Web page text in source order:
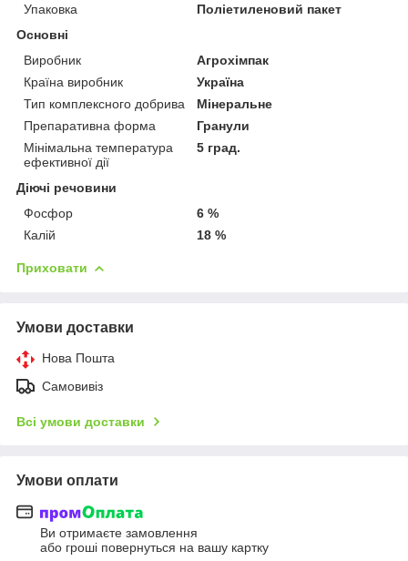
Упаковка
Поліетиленовий пакет
Основні
Виробник
Агрохімпак
Країна виробник
Україна
Тип комплексного добрива
Мінеральне
Препаративна форма
Гранули
Мінімальна температура
ефективної дії
5 град.
Діючі речовини
Фосфор
6 %
Калій
18 %
Приховати
Умови доставки
Нова Пошта
Самовивіз
Всі умови доставки
Умови оплати
Ви отримаєте замовлення
або гроші повернуться на вашу картку